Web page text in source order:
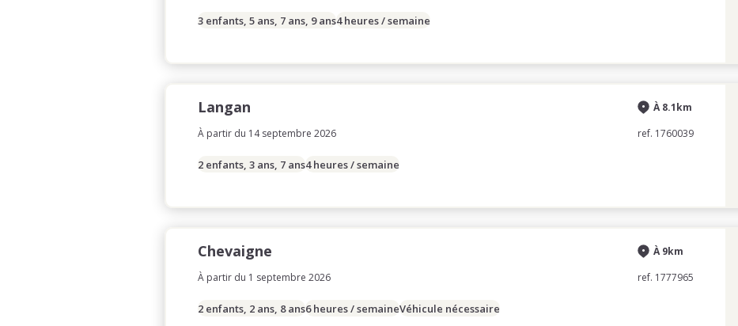
3 enfants, 5 ans, 7 ans, 9 ans4 heures / semaine
Langan
À partir du 14 septembre 2026
À 8.1km
ref. 1760039
2 enfants, 3 ans, 7 ans4 heures / semaine
Chevaigne
À partir du 1 septembre 2026
À 9km
ref. 1777965
2 enfants, 2 ans, 8 ans6 heures / semaineVéhicule nécessaire